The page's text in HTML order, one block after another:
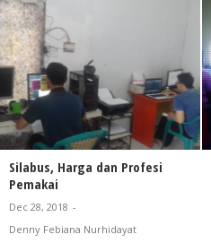
Silabus, Harga dan Profesi
Pemakai
Dec 28, 2018 -
Denny Febiana Nurhidayat